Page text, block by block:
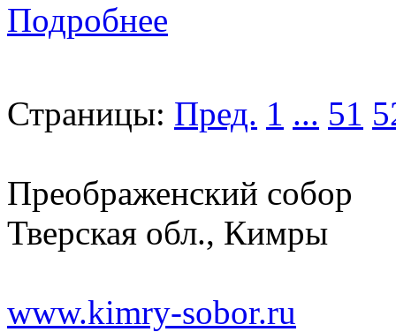
Подробнее
Страницы: Пред. 1 ... 51
Преображенский собор
Тверская обл., Кимры
www.kimry-sobor.ru